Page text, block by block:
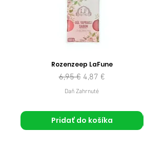
Rozenzeep LaFune
Normálna cena
6,95 € Zľavnená cena
4,87 €
Daň Zahrnuté
Pridať do košíka